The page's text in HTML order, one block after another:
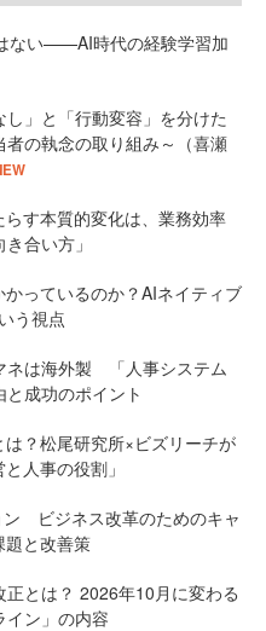
ない——AI時代の経験学習加
し」と「行動変容」を分けた
の執念の取り組み～（喜瀬
す本質的変化は、業務効率
合い方」
っているのか？AIネイティブ
う視点
ネは海外製 「人事システム
成功のポイント
？松尾研究所×ビズリーチが
人事の役割」
ビジネス改革のためのキャ
題と改善策
とは？ 2026年10月に変わる
イン」の内容